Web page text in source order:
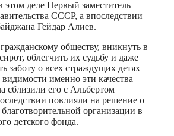
этом деле Первый заместитель
СССР, а впоследствии
Гейдар Алиев.
обществу, вникнуть в
облегчить их судьбу и даже
заботу о всех страждущих детях
именно эти качества
сблизили его с Альбертом
повлияли на решение о
организации в
детского фонда.